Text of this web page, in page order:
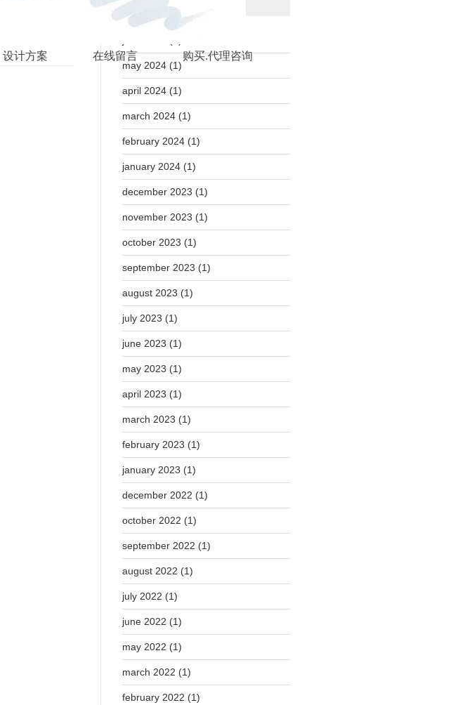
设计方案 在线留言 购买.代理咨询
may 2024 (1)
april 2024 (1)
march 2024 (1)
february 2024 (1)
january 2024 (1)
december 2023 (1)
november 2023 (1)
october 2023 (1)
september 2023 (1)
august 2023 (1)
july 2023 (1)
june 2023 (1)
may 2023 (1)
april 2023 (1)
march 2023 (1)
february 2023 (1)
january 2023 (1)
december 2022 (1)
october 2022 (1)
september 2022 (1)
august 2022 (1)
july 2022 (1)
june 2022 (1)
may 2022 (1)
march 2022 (1)
february 2022 (1)